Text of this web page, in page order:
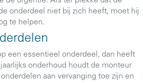
onderdeel niet bij zich heeft, moet hij
te helpen.
een essentieel onderdeel, dan heeft
onderhoud houdt de monteur
aan vervanging toe zijn en